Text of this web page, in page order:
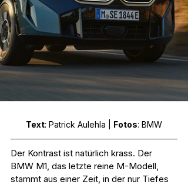
Text: Patrick Aulehla | Fotos: BMW
Der Kontrast ist natürlich krass. Der
BMW M1, das letzte reine M-Modell,
stammt aus einer Zeit, in der nur Tiefes